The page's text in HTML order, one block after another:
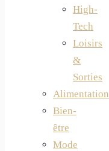
High-
Tech
Loisirs
&
Sorties
Alimentation
Bien-
être
Mode